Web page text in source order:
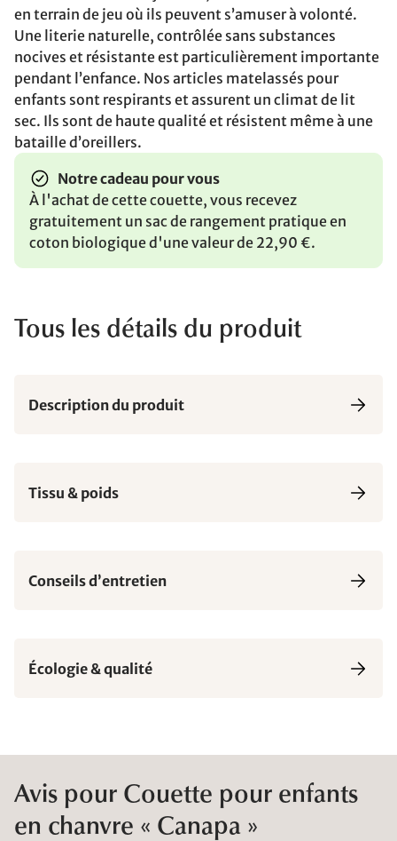
en terrain de jeu où ils peuvent s’amuser à volonté.
Une literie naturelle, contrôlée sans substances
nocives et résistante est particulièrement importante
pendant l’enfance. Nos articles matelassés pour
enfants sont respirants et assurent un climat de lit
sec. Ils sont de haute qualité et résistent même à une
bataille d’oreillers.
Notre cadeau pour vous
À l'achat de cette couette, vous recevez
gratuitement un sac de rangement pratique en
coton biologique d'une valeur de 22,90 €.
Tous les détails du produit
Description du produit
Tissu & poids
Conseils d’entretien
Écologie & qualité
Avis pour Couette pour enfants
en chanvre « Canapa »